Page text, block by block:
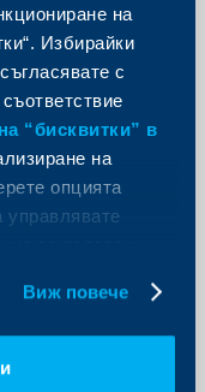
на
Избирайки
с
“бисквитки” в
на
опцията
управлявате
Виж повече